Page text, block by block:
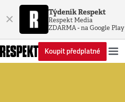
× Týdeník Respekt
Respekt Media
ZDARMA - na Google Play
Koupit předplatné